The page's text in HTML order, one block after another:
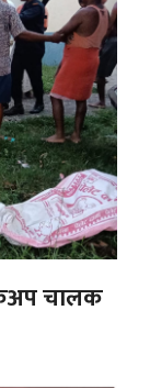
चालक